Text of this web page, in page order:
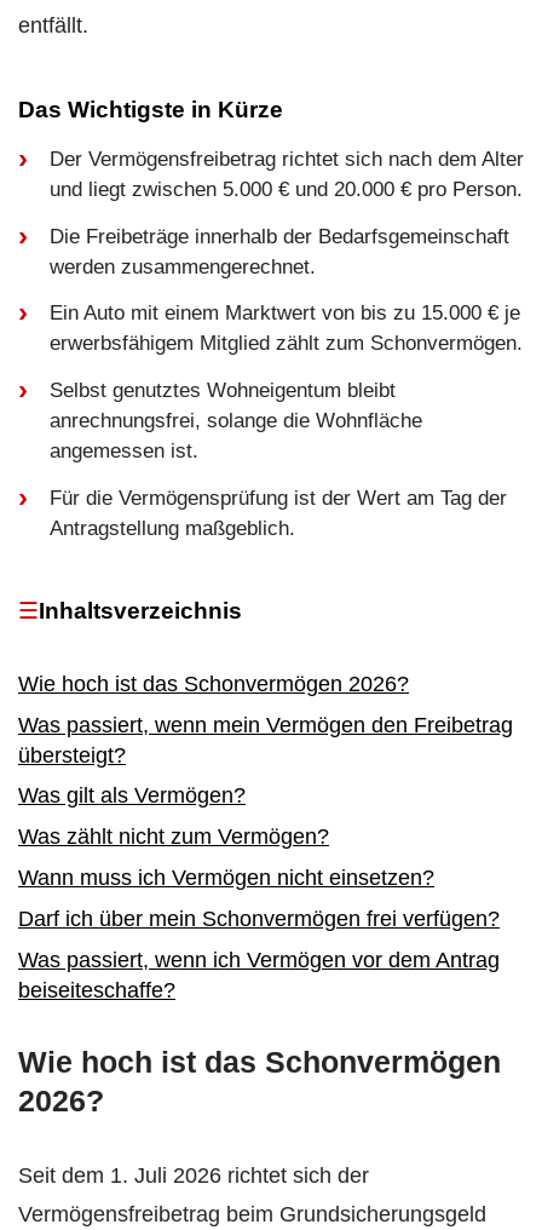
entfällt.
Das Wichtigste in Kürze
Der Vermögensfreibetrag richtet sich nach dem Alter
und liegt zwischen 5.000 € und 20.000 € pro Person.
Die Freibeträge innerhalb der Bedarfsgemeinschaft
werden zusammengerechnet.
Ein Auto mit einem Marktwert von bis zu 15.000 € je
erwerbsfähigem Mitglied zählt zum Schonvermögen.
Selbst genutztes Wohneigentum bleibt
anrechnungsfrei, solange die Wohnfläche
angemessen ist.
Für die Vermögensprüfung ist der Wert am Tag der
Antragstellung maßgeblich.
Inhaltsverzeichnis
Wie hoch ist das Schonvermögen 2026?
Was passiert, wenn mein Vermögen den Freibetrag
übersteigt?
Was gilt als Vermögen?
Was zählt nicht zum Vermögen?
Wann muss ich Vermögen nicht einsetzen?
Darf ich über mein Schonvermögen frei verfügen?
Was passiert, wenn ich Vermögen vor dem Antrag
beiseiteschaffe?
Wie hoch ist das Schonvermögen
2026?
Seit dem 1. Juli 2026 richtet sich der
Vermögensfreibetrag beim Grundsicherungsgeld